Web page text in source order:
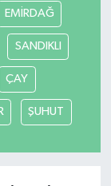
EMİRDAĞ
SANDIKLI
ÇAY
ŞUHUT